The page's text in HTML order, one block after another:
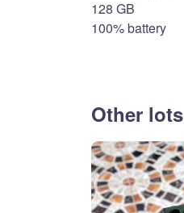
128 GB
100% battery
Other lots